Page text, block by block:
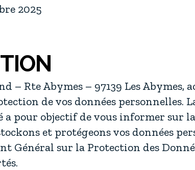
2025
– Rte Abymes – 97139 Les Abymes,
de vos données personnelles.
pour objectif de vous informer sur
et protégeons vos données
Général sur la Protection des